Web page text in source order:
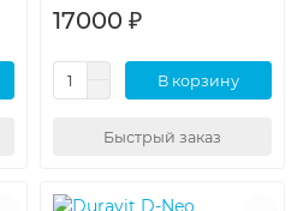
17000 ₽
В корзину
Быстрый заказ